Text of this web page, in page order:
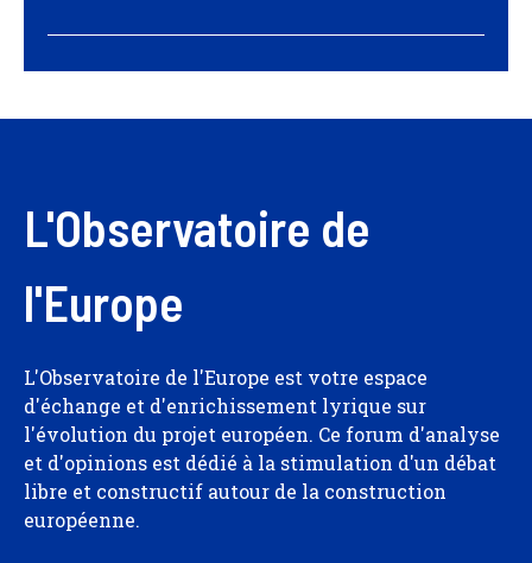
L'Observatoire de
l'Europe
L'Observatoire de l'Europe est votre espace
d'échange et d'enrichissement lyrique sur
l'évolution du projet européen. Ce forum d'analyse
et d'opinions est dédié à la stimulation d'un débat
libre et constructif autour de la construction
européenne.